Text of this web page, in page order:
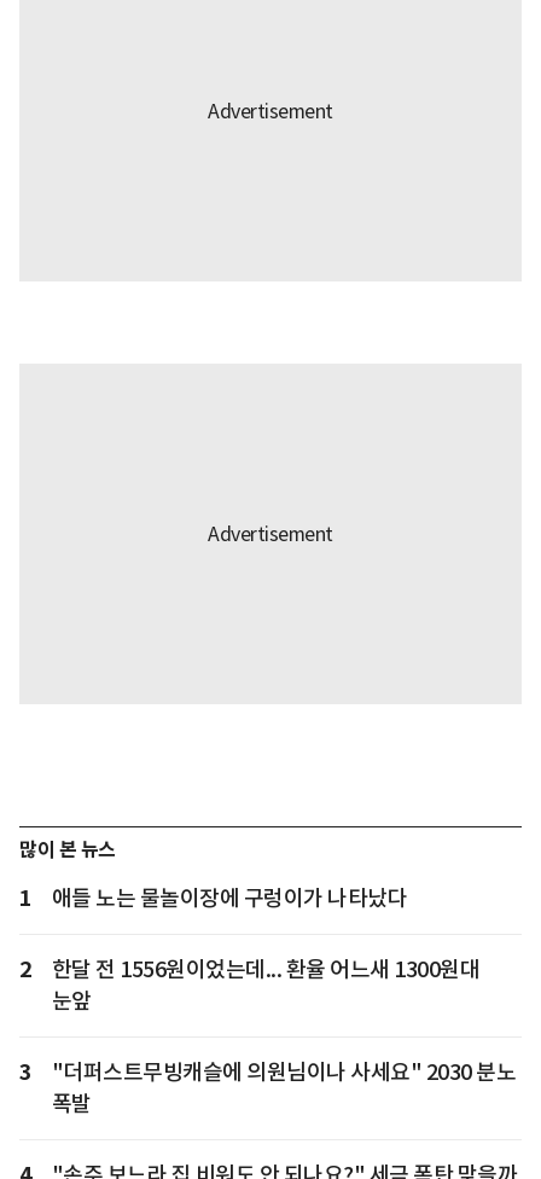
많이 본 뉴스
1 애들 노는 물놀이장에 구렁이가 나타났다
2
한달 전 1556원이었는데... 환율 어느새 1300원대
눈앞
3
"더퍼스트무빙캐슬에 의원님이나 사세요" 2030 분노
폭발